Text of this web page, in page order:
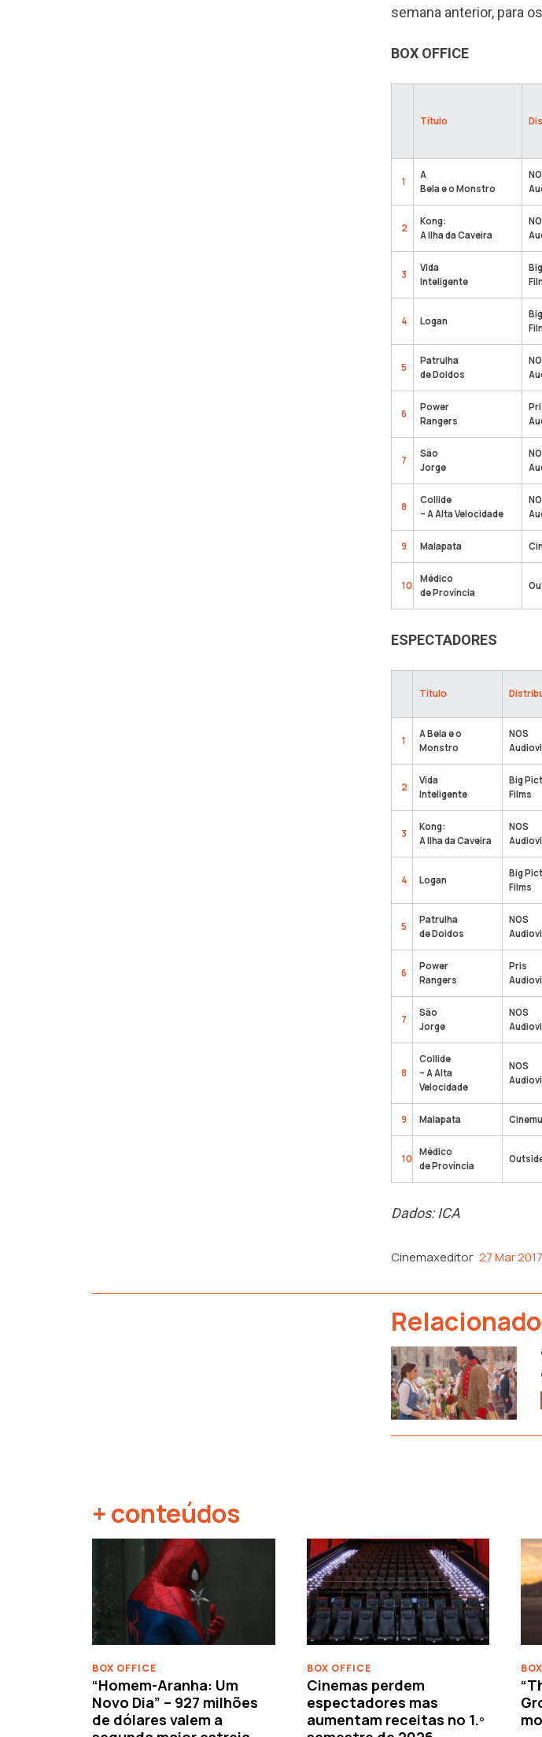
semana anterior, para
BOX OFFICE
Título
1
A
Bela e o Monstro
2
Kong:
A Ilha da Caveira
3
Vida
Inteligente
4 Logan
5
Patrulha
de Doidos
6
Power
Rangers
7
São
Jorge
8
Collide
– A Alta Velocidade
9 Malapata
10
Médico
de Província
ESPECTADORES
Título
1
A Bela e o
Monstro
NOS
2
Vida
Inteligente
Big
Films
3
Kong:
A Ilha da Caveira
NOS
4 Logan
Big
Films
5
Patrulha
de Doidos
NOS
6
Power
Rangers
Pris
7
São
Jorge
NOS
8
Collide
– A Alta
Velocidade
NOS
9 Malapata
10
Médico
de Província
Dados: ICA
Cinemaxeditor 27 Mar 2017
+ conteúdos
BOX OFFICE
“Homem-Aranha: Um
Novo Dia” – 927 milhões
de dólares valem a
BOX OFFICE
Cinemas perdem
espectadores mas
aumentam receitas no 1.º